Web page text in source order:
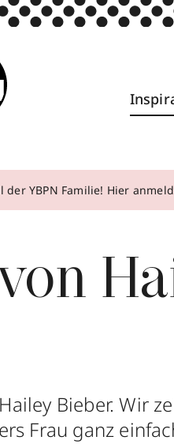
YBPN Familie! Hier
Bieber. Wir
Frau ganz